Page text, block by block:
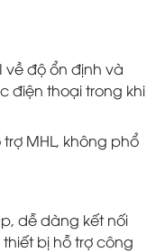
về độ ổn định và
điện thoại trong khi
MHL, không phổ
dễ dàng kết nối
bị hỗ trợ công